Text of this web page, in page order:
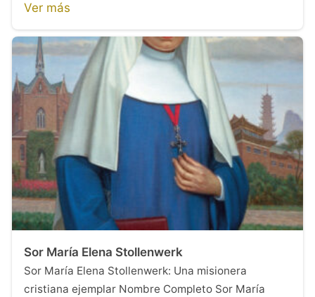
Ver más
Sor María Elena Stollenwerk
Sor María Elena Stollenwerk: Una misionera
cristiana ejemplar Nombre Completo Sor María